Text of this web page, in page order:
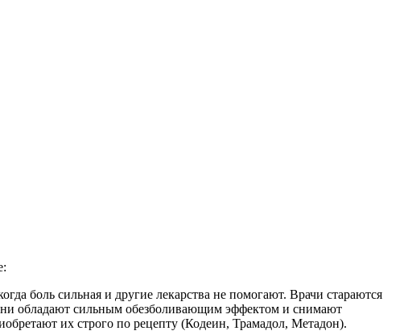
боль сильная и другие лекарства не помогают. Врачи стараются
обладают сильным обезболивающим эффектом и снимают
их строго по рецепту (Кодеин, Трамадол, Метадон).